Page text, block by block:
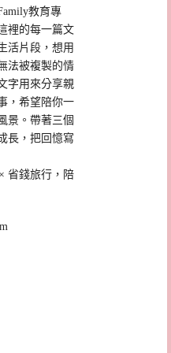
教育專
裡的每一篇文
活片段，想用
法被複製的情
字用來分享親
，希望陪你一
景。帶著三個
長，把回憶寫
省錢旅行，陪